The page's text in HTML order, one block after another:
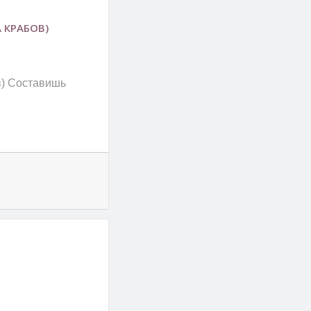
КРАБОВ)
Составишь